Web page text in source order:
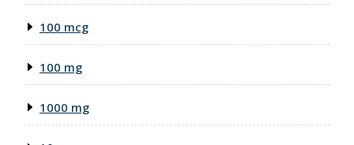
100 mcg
100 mg
1000 mg